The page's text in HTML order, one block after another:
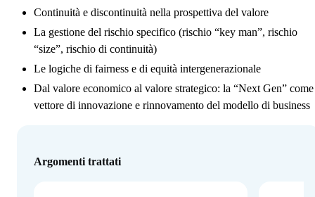
Continuità e discontinuità nella prospettiva del valore
La gestione del rischio specifico (rischio “key man”, rischio
“size”, rischio di continuità)
Le logiche di fairness e di equità intergenerazionale
Dal valore economico al valore strategico: la “Next Gen” come
vettore di innovazione e rinnovamento del modello di business
Argomenti trattati